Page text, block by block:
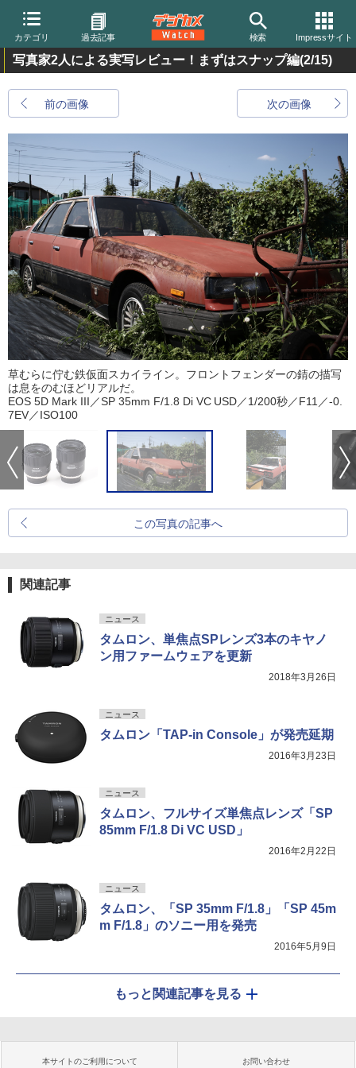
カテゴリ 過去記事 検索 Impressサイト
写真家2人による実写レビュー！まずはスナップ編(2/15)
前の画像 次の画像
草むらに佇む鉄仮面スカイライン。フロントフェンダーの錆の描写
は息をのむほどリアルだ。
EOS 5D Mark III／SP 35mm F/1.8 Di VC USD／1/200秒／F11／-0.
7EV／ISO100
この写真の記事へ
関連記事
ニュース
タムロン、単焦点SPレンズ3本のキヤノ
ン用ファームウェアを更新
2018年3月26日
ニュース
タムロン「TAP-in Console」が発売延期
2016年3月23日
ニュース
タムロン、フルサイズ単焦点レンズ「SP
85mm F/1.8 Di VC USD」
2016年2月22日
ニュース
タムロン、「SP 35mm F/1.8」「SP 45m
m F/1.8」のソニー用を発売
2016年5月9日
もっと関連記事を見る
本サイトのご利用について お問い合わせ